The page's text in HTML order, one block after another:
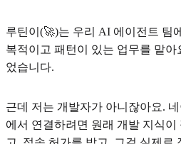
루틴이(🚀)는 우리 AI 에이전트 팀
복적이고 패턴이 있는 업무를 맡아
었습니다.
근데 저는 개발자가 아니잖아요.
에서 연결하려면 원래 개발 지식이